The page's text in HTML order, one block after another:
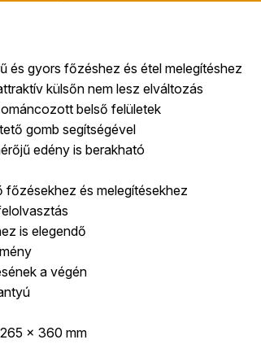
és gyors főzéshez és étel melegítéshez
külsőn nem lesz elváltozás
belső felületek
gomb segítségével
edény is berakható
és melegítésekhez
is elegendő
a végén
× 360 mm